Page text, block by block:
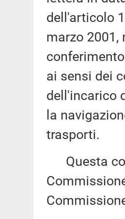
dell'articolo
marzo 2001,
ai sensi dei
dell'incarico
la
trasporti.
Questa